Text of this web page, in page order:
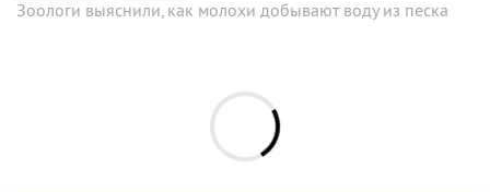
Зоологи выяснили, как молохи добывают воду из песка